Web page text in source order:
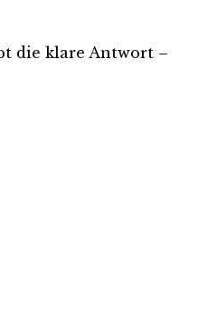
die klare Antwort –